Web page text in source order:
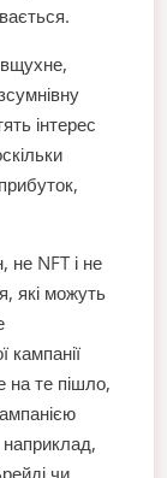
інтерес
не NFT і не
які можуть
кампанії
на те пішло,